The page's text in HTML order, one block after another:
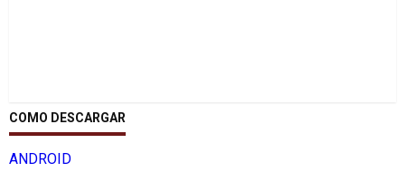
COMO DESCARGAR
ANDROID